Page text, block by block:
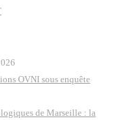
OVNI sous enquête
de Marseille : la